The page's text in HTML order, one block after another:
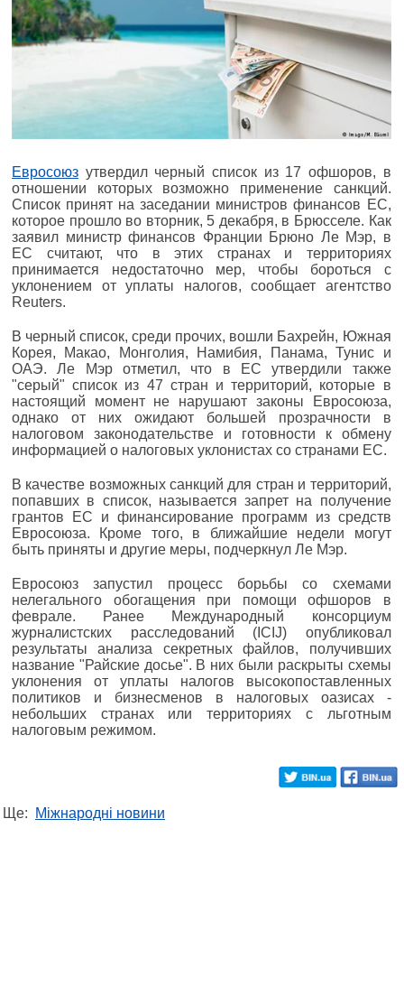
Евросоюз утвердил черный список из 17 офшоров, в
отношении которых возможно применение санкций.
Список принят на заседании министров финансов ЕС,
которое прошло во вторник, 5 декабря, в Брюсселе. Как
заявил министр финансов Франции Брюно Ле Мэр, в
ЕС считают, что в этих странах и территориях
принимается недостаточно мер, чтобы бороться с
уклонением от уплаты налогов, сообщает агентство
Reuters.
В черный список, среди прочих, вошли Бахрейн, Южная
Корея, Макао, Монголия, Намибия, Панама, Тунис и
ОАЭ. Ле Мэр отметил, что в ЕС утвердили также
"серый" список из 47 стран и территорий, которые в
настоящий момент не нарушают законы Евросоюза,
однако от них ожидают большей прозрачности в
налоговом законодательстве и готовности к обмену
информацией о налоговых уклонистах со странами ЕС.
В качестве возможных санкций для стран и территорий,
попавших в список, называется запрет на получение
грантов ЕС и финансирование программ из средств
Евросоюза. Кроме того, в ближайшие недели могут
быть приняты и другие меры, подчеркнул Ле Мэр.
Евросоюз запустил процесс борьбы со схемами
нелегального обогащения при помощи офшоров в
феврале. Ранее Международный консорциум
журналистских расследований (ICIJ) опубликовал
результаты анализа секретных файлов, получивших
название "Райские досье". В них были раскрыты схемы
уклонения от уплаты налогов высокопоставленных
политиков и бизнесменов в налоговых оазисах -
небольших странах или территориях с льготным
налоговым режимом.
Ще: Міжнародні новини